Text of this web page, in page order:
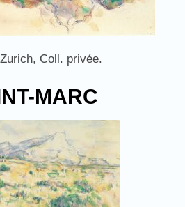
Zurich, Coll. privée.
MARC